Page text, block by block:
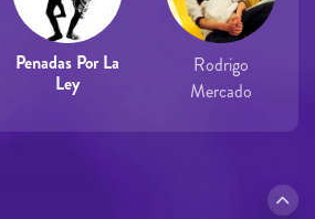
Penadas Por La
Ley
Rodrigo
Mercado